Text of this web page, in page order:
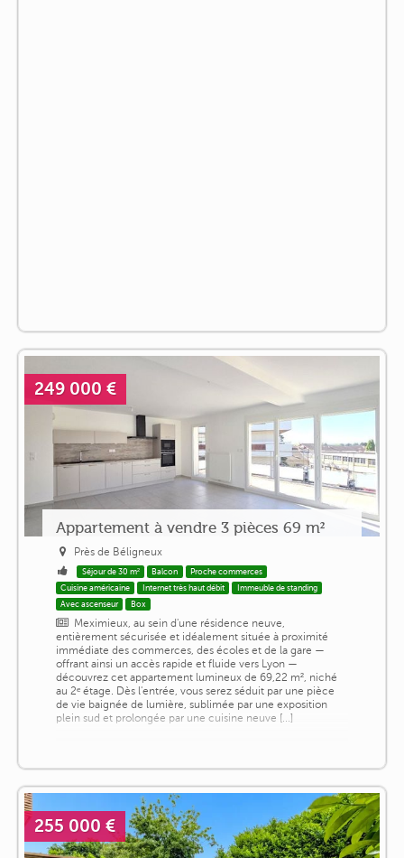
249 000 €
Appartement à vendre 3 pièces 69 m²
Près de Béligneux
Séjour de 30 m² Balcon
Proche commerces
Cuisine américaine
Internet très haut débit
Immeuble de standing
Avec ascenseur
Box
Meximieux, au sein d'une résidence neuve,
entièrement sécurisée et idéalement située à proximité
immédiate des commerces, des écoles et de la gare —
offrant ainsi un accès rapide et fluide vers Lyon —
découvrez cet appartement lumineux de 69,22 m², niché
au 2ᵉ étage. Dès l'entrée, vous serez séduit par une pièce
de vie baignée de lumière, sublimée par une exposition
plein sud et prolongée par une cuisine neuve [...]
255 000 €